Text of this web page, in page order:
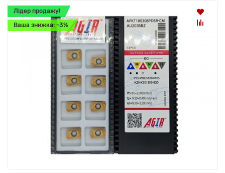
Лідер продажу!
Ваша знижка: -3%